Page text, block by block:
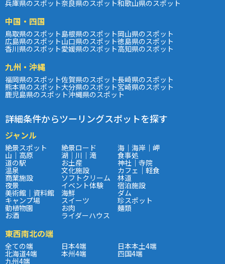
兵庫県のスポット奈良県のスポット和歌山県のスポット
中国・四国
鳥取県のスポット島根県のスポット岡山県のスポット
広島県のスポット山口県のスポット徳島県のスポット
香川県のスポット愛媛県のスポット高知県のスポット
九州・沖縄
福岡県のスポット佐賀県のスポット長崎県のスポット
熊本県のスポット大分県のスポット宮崎県のスポット
鹿児島県のスポット沖縄県のスポット
詳細条件からツーリングスポットを探す
ジャンル
絶景スポット 絶景ロード 海｜海岸｜岬
山｜高原 湖｜川｜滝 食事処
道の駅 お土産 神社｜寺院
温泉 文化施設 カフェ｜軽食
商業施設 ソフトクリーム 林道
夜景 イベント体験 宿泊施設
美術館｜資料館 海鮮 ダム
キャンプ場 スイーツ 珍スポット
動植物園 お肉 麺類
お酒 ライダーハウス
東西南北の端
全ての端 日本4端 日本本土4端
北海道4端 本州4端 四国4端
九州4端